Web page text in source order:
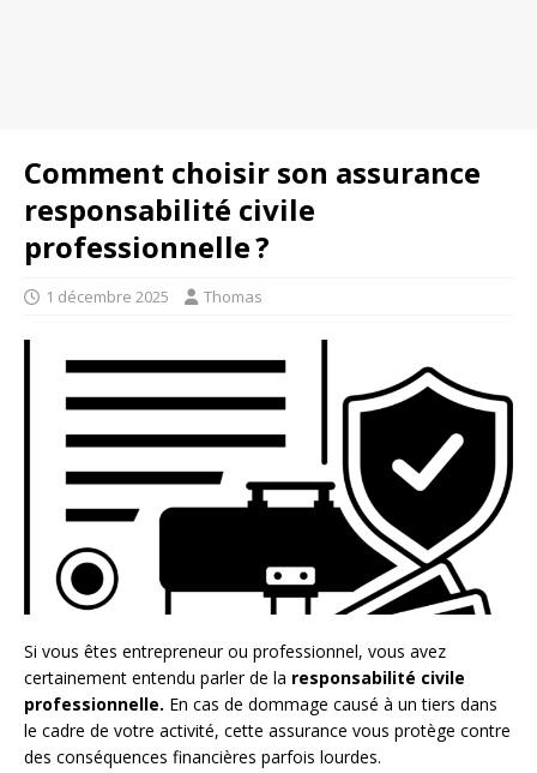
Comment choisir son assurance
responsabilité civile
professionnelle ?
1 décembre 2025 Thomas
Si vous êtes entrepreneur ou professionnel, vous avez
certainement entendu parler de la responsabilité civile
professionnelle. En cas de dommage causé à un tiers dans
le cadre de votre activité, cette assurance vous protège contre
des conséquences financières parfois lourdes.